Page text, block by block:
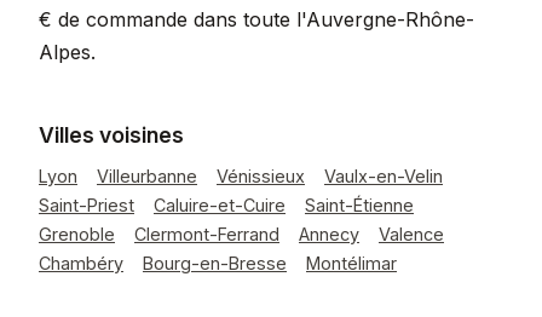
€ de commande dans toute l'Auvergne-Rhône-
Alpes.
Villes voisines
Lyon Villeurbanne Vénissieux
Vaulx-en-Velin
Saint-Priest
Caluire-et-Cuire
Saint-Étienne
Grenoble
Clermont-Ferrand Annecy
Valence
Chambéry
Bourg-en-Bresse Montélimar